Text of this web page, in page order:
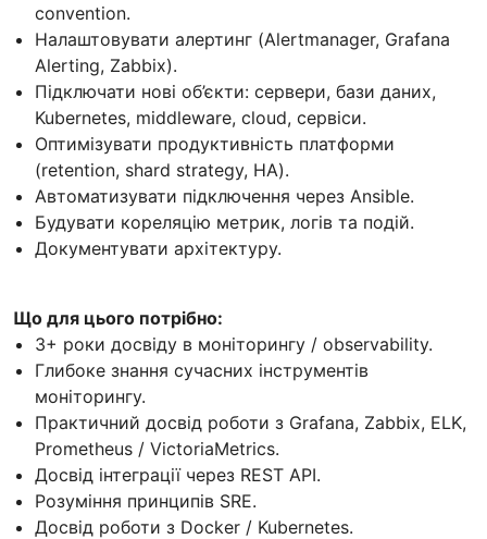
convention.
Налаштовувати алертинг (Alertmanager, Grafana
Alerting, Zabbix).
Підключати нові об’єкти: сервери, бази даних,
Kubernetes, middleware, cloud, сервіси.
Оптимізувати продуктивність платформи
(retention, shard strategy, HA).
Автоматизувати підключення через Ansible.
Будувати кореляцію метрик, логів та подій.
Документувати архітектуру.
Що для цього потрібно:
3+ роки досвіду в моніторингу / observability.
Глибоке знання сучасних інструментів
моніторингу.
Практичний досвід роботи з Grafana, Zabbix, ELK,
Prometheus / VictoriaMetrics.
Досвід інтеграції через REST API.
Розуміння принципів SRE.
Досвід роботи з Docker / Kubernetes.